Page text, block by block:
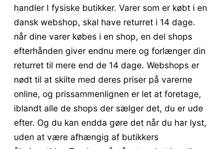
handler I fysiske butikker. Varer som er købt i en
dansk webshop, skal have returret i 14 dage.
når dine varer købes i en shop, en del shops
efterhånden giver endnu mere og forlænger din
returret til mere end de 14 dage. Webshops er
nødt til at skilte med deres priser på varerne
online, og prissammenlignen er let at foretage,
iblandt alle de shops der sælger det, du er ude
efter. Og du kan endda gøre det når du har lyst,
uden at være afhængig af butikkers